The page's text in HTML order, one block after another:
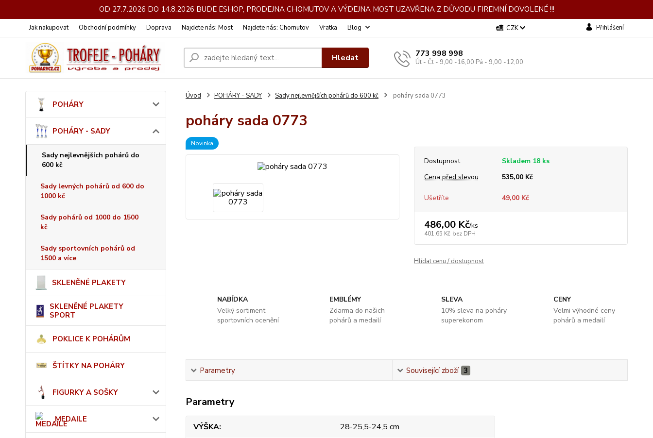
OD 27.7.2026 DO 14.8.2026 BUDE ESHOP, PRODEJNA CHOMUTOV A VÝDEJNA MOST UZAVŘENA Z DŮVODU FIREMNÍ DOVOLENÉ !!!
Jak nakupovat Obchodní podmínky Doprava Najdete nás: Most Najdete nás: Chomutov Vratka Blog CZK Přihlášení
Hledat 773 998 998
Út - Čt - 9,00 -16,00 Pá - 9,00 -12,00
POHÁRY
POHÁRY - SADY
Sady nejlevnějších pohárů do
600 kč
Sady levných pohárů od 600 do
1000 kč
Sady pohárů od 1000 do 1500
kč
Sady sportovních pohárů od
1500 a více
SKLENĚNÉ PLAKETY
SKLENĚNÉ PLAKETY
SPORT
POKLICE K POHÁRŮM
ŠTÍTKY NA POHÁRY
FIGURKY A SOŠKY
MEDAILE
Úvod POHÁRY - SADY Sady nejlevnějších pohárů do 600 kč poháry sada 0773
poháry sada 0773
Novinka
Dostupnost
Skladem 18 ks
Cena před slevou
535,00 Kč
Ušetříte 49,00 Kč
486,00 Kč/ks
401,65 Kč bez DPH
Hlídat cenu / dostupnost
NABÍDKA
Velký sortiment
sportovních ocenění
EMBLÉMY
Zdarma do našich
pohárů a medailí
SLEVA
10% sleva na poháry
superekonom
CENY
Velmi výhodné ceny
pohárů a medailí
Parametry Související zboží 3
Parametry
VÝŠKA
28-25,5-24,5 cm